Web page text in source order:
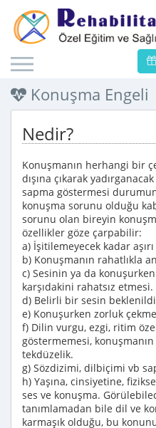
Konuşma Engeli
Nedir?
Konuşmanın herhangi bir
dışına çıkarak
sapma göstermesi
konuşma sorunu olduğu
sorunu olan bireyin
özellikler göze çarpabilir:
a) İşitilemeyecek kadar
b) Konuşmanın rahatlıkla
c) Sesinin ya da
karşıdakini rahatsız etmesi.
d) Belirli bir sesin
e) Konuşurken zorluk
f) Dilin vurgu, ezgi, ritim
göstermemesi,
tekdüzelik.
g) Sözdizimi, dilbiçimi vb
h) Yaşına, cinsiyetine,
ses ve konuşma.
tanımlamadan bile dil ve
karmaşık olduğu, bu